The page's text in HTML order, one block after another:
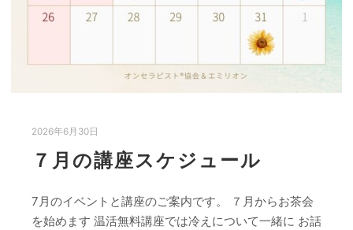
2026年6月30日
７月の講座スケジュール
7月のイベントと講座のご案内です。 ７月からお茶会
を始めます 温活無料講座では冷えについて一緒に お話